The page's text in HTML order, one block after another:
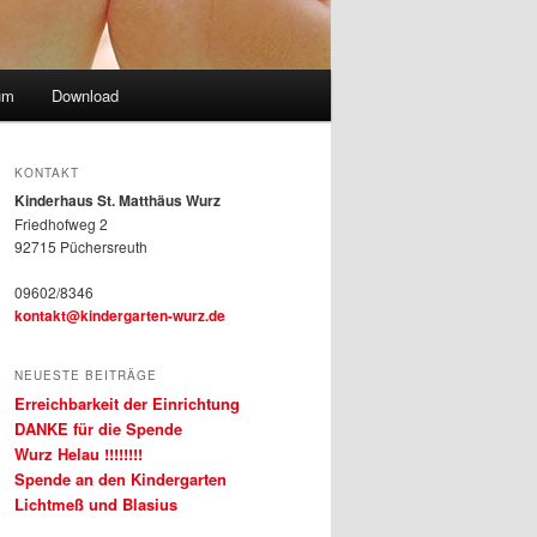
Download
KONTAKT
Kinderhaus St. Matthäus Wurz
Friedhofweg 2
92715 Püchersreuth
09602/8346
kontakt@kindergarten-wurz.de
NEUESTE BEITRÄGE
Erreichbarkeit der Einrichtung
DANKE für die Spende
Wurz Helau !!!!!!!!
Spende an den Kindergarten
Lichtmeß und Blasius